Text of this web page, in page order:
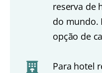
reserva de
do mundo.
opção de
Para hotel